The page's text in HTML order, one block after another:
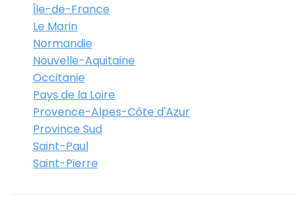
Île-de-France
Le Marin
Normandie
Nouvelle-Aquitaine
Occitanie
Pays de la Loire
Provence-Alpes-Côte d'Azur
Province Sud
Saint-Paul
Saint-Pierre